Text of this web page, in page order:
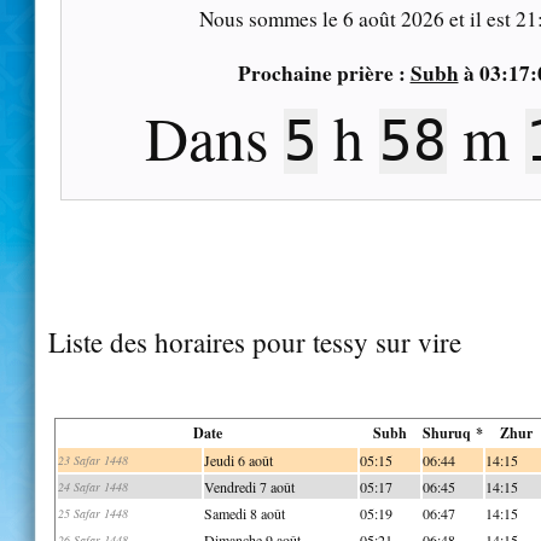
Nous sommes le6 août 2026 et il est
Prochaine prière : Subhà
Dans 5 h 58 m
Liste des horaires pour tessy sur vire
Date Subh Shuruq * Zhur
23 Safar 1448 Jeudi 6 août 05:15 06:44 14:15
24 Safar 1448 Vendredi 7 août 05:17 06:45 14:15
25 Safar 1448 Samedi 8 août 05:19 06:47 14:15